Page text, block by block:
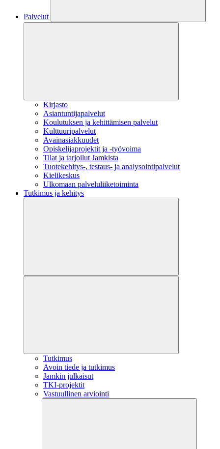
Palvelut
Kirjasto
Asiantuntijapalvelut
Koulutuksen ja kehittämisen palvelut
Kulttuuripalvelut
Avainasiakkuudet
Opiskelijaprojektit​ ja -työvoima
Tilat ja tarjoilut Jamkista
Tuotekehitys-, testaus- ja analysointipalvelut
Kielikeskus
Ulkomaan palveluliiketoiminta
Tutkimus ja kehitys
Tutkimus
Avoin tiede ja tutkimus
Jamkin julkaisut
TKI-projektit
Vastuullinen arviointi